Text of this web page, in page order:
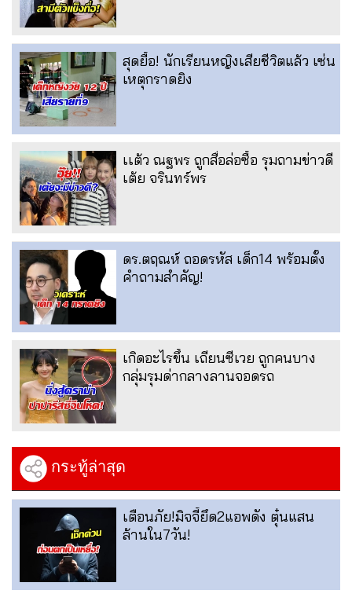
สุดยื้อ! นักเรียนหญิงเสียชีวิตแล้ว เซ่น
เหตุกราดยิง
เเต้ว ณฐพร ถูกสื่อล่อซื้อ รุมถามข่าวดี
เต้ย จรินทร์พร
ดร.ตฤณห์ ถอดรหัส เด็ก14 พร้อมตั้ง
คำถามสำคัญ!
เกิดอะไรขึ้น เถียนซีเวย ถูกคนบาง
กลุ่มรุมด่ากลางลานจอดรถ
กระทู้ล่าสุด
เตือนภัย!มิจจี้ยึด2แอพดัง ตุ๋นแสน
ล้านใน7วัน!